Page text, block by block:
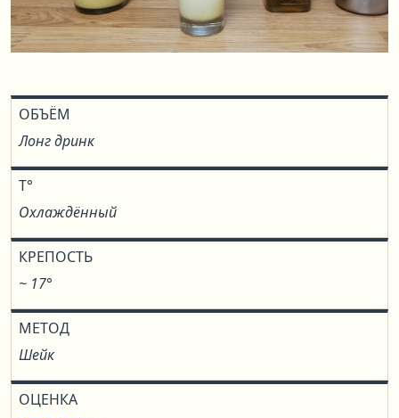
ОБЪЁМ
Лонг дринк
T°
Охлаждённый
КРЕПОСТЬ
~ 17°
МЕТОД
Шейк
ОЦЕНКА